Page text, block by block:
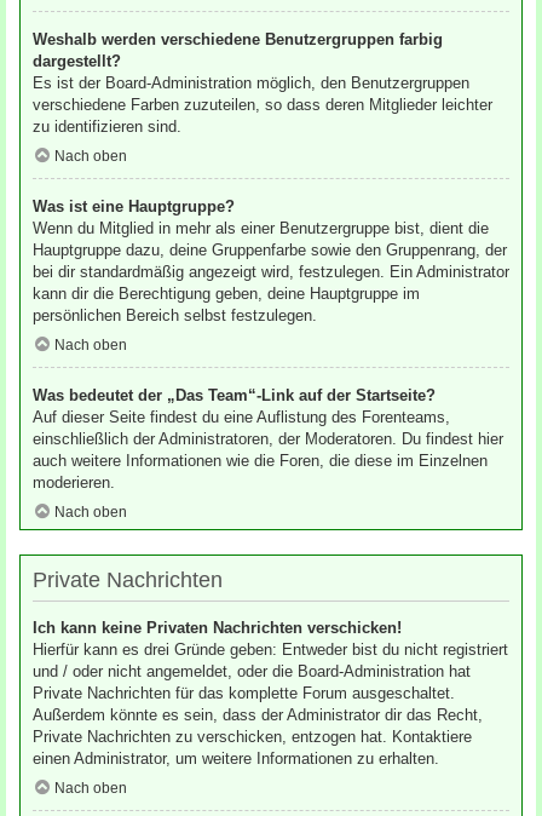
Weshalb werden verschiedene Benutzergruppen farbig
dargestellt?
Es ist der Board-Administration möglich, den Benutzergruppen
verschiedene Farben zuzuteilen, so dass deren Mitglieder leichter
zu identifizieren sind.
Nach oben
Was ist eine Hauptgruppe?
Wenn du Mitglied in mehr als einer Benutzergruppe bist, dient die
Hauptgruppe dazu, deine Gruppenfarbe sowie den Gruppenrang, der
bei dir standardmäßig angezeigt wird, festzulegen. Ein Administrator
kann dir die Berechtigung geben, deine Hauptgruppe im
persönlichen Bereich selbst festzulegen.
Nach oben
Was bedeutet der „Das Team“-Link auf der Startseite?
Auf dieser Seite findest du eine Auflistung des Forenteams,
einschließlich der Administratoren, der Moderatoren. Du findest hier
auch weitere Informationen wie die Foren, die diese im Einzelnen
moderieren.
Nach oben
Private Nachrichten
Ich kann keine Privaten Nachrichten verschicken!
Hierfür kann es drei Gründe geben: Entweder bist du nicht registriert
und / oder nicht angemeldet, oder die Board-Administration hat
Private Nachrichten für das komplette Forum ausgeschaltet.
Außerdem könnte es sein, dass der Administrator dir das Recht,
Private Nachrichten zu verschicken, entzogen hat. Kontaktiere
einen Administrator, um weitere Informationen zu erhalten.
Nach oben